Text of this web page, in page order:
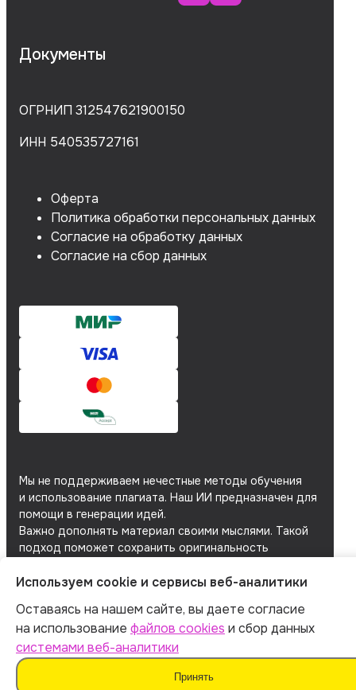
Документы
ОГРНИП 312547621900150
ИНН 540535727161
Оферта
Политика обработки персональных данных
Согласие на обработку данных
Согласие на сбор данных
Мы не поддерживаем нечестные методы обучения
и использование плагиата. Наш ИИ предназначен для
помощи в генерации идей.
Важно дополнять материал своими мыслями. Такой
подход поможет сохранить оригинальность
Мы используемфайлы cookieисервисы веб-
аналитикидля персонализации сервисов
и повышения удобства пользования сайтом.
Если вы не согласны на их использование, поменяйте
настройки браузера.
Используем cookie и сервисы веб-аналитики
Оставаясь на нашем сайте, вы даете согласие
на использование файлов cookies и сбор данных
системами веб-аналитики
Принять